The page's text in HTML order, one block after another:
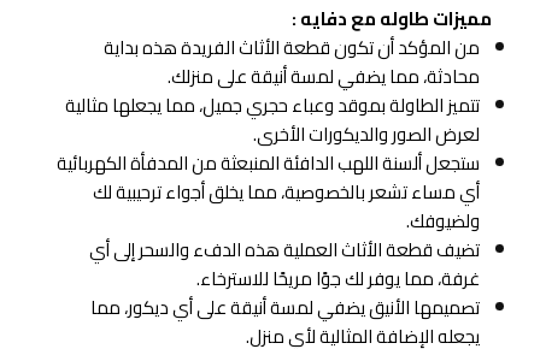
مميزات طاوله مع دفايه :
من المؤكد أن تكون قطعة الأثاث الفريدة هذه بداية
محادثة، مما يضفي لمسة أنيقة على منزلك.
تتميز الطاولة بموقد وعباء حجري جميل، مما يجعلها مثالية
لعرض الصور والديكورات الأخرى.
ستجعل ألسنة اللهب الدافئة المنبعثة من المدفأة الكهربائية
أي مساء تشعر بالخصوصية، مما يخلق أجواء ترحيبية لك
ولضيوفك.
تضيف قطعة الأثاث العملية هذه الدفء والسحر إلى أي
غرفة، مما يوفر لك جوًا مريحًا للاسترخاء.
تصميمها الأنيق يضفي لمسة أنيقة على أي ديكور، مما
يجعله الإضافة المثالية لأي منزل.